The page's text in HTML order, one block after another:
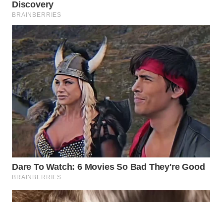
SULUT
WN
MALUKU
WN
MALUT
WN
DAIRI
WN
DANAU
TOBA
NIAS